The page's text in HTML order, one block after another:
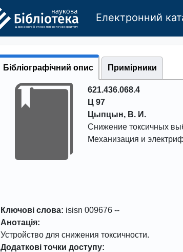
Державного бі отехно логічно го універси тету
Електронний
Бібліографічний опис Примірники
621.436.068.4
Ц 97
Цыпцын, В. И.
Снижение токсичных
Механизация и
Ключові слова: isisn 009676 --
Анотація:
Устpойство для снижения токсичности.
Додаткові точки доступу: